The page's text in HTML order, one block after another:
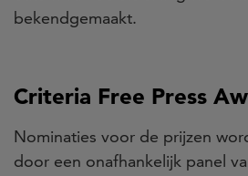
bekendgemaakt.
Criteria Free Press
Nominaties voor de prijzen
door een onafhankelijk panel